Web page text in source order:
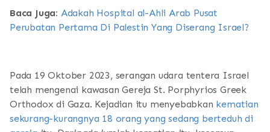
Baca Juga: Adakah Hospital al-Ahli Arab Pusat
Perubatan Pertama Di Palestin Yang Diserang Israel?
Pada 19 Oktober 2023, serangan udara tentera Israel
telah mengenai kawasan Gereja St. Porphyrios Greek
Orthodox di Gaza. Kejadian itu menyebabkan kematian
sekurang-kurangnya 18 orang yang sedang berteduh di